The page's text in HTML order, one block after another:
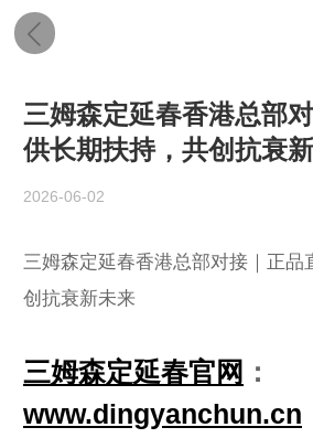
三姆森定延春香港总部
供长期扶持，共创抗衰
2026-06-02
三姆森定延春香港总部对接｜正品
创抗衰新未来
三姆森定延春官网 ：
www.dingyanchun.cn